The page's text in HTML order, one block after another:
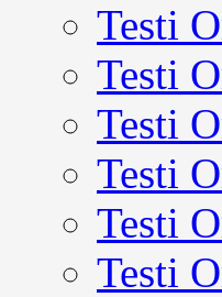
Testi
Testi
Testi
Testi
Testi
Testi